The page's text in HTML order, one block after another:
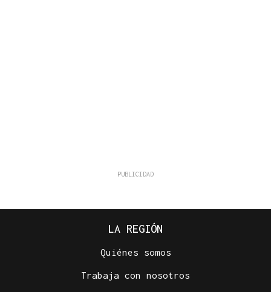
LA REGIÓN
Quiénes somos
Trabaja con nosotros